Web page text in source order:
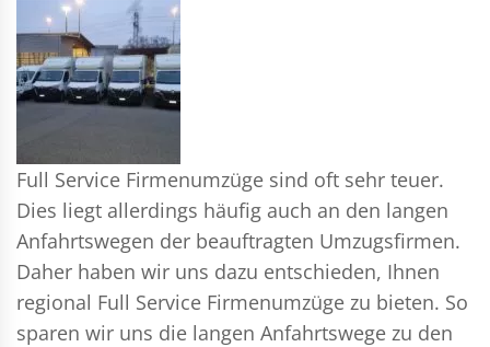
Full Service Firmenumzüge sind oft sehr teuer.
Dies liegt allerdings häufig auch an den langen
Anfahrtswegen der beauftragten Umzugsfirmen.
Daher haben wir uns dazu entschieden, Ihnen
regional Full Service Firmenumzüge zu bieten. So
sparen wir uns die langen Anfahrtswege zu den